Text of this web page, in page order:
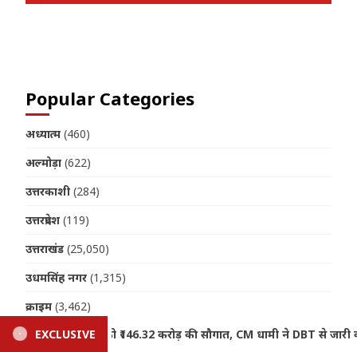
Popular Categories
अध्यात्म (460)
अल्मोड़ा (622)
उत्तरकाशी (284)
उत्तरप्रदेश (119)
उत्तराखंड (25,050)
उधमसिंह नगर (1,315)
क्राइम (3,462)
खेल(357)
EXCLUSIVE
ने DBT से जारी की धनराशि Uttarakhand Weather: